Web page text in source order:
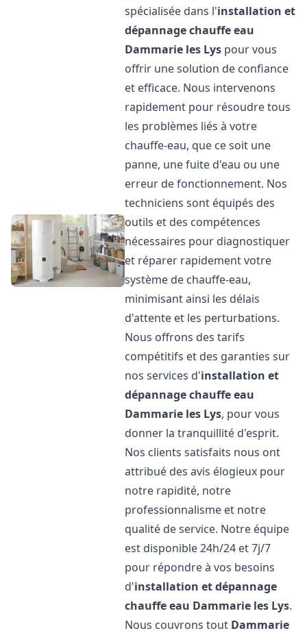
spécialisée dans l'installation et
dépannage chauffe eau
Dammarie les Lys pour vous
offrir une solution de confiance
et efficace. Nous intervenons
rapidement pour résoudre tous
les problèmes liés à votre
chauffe-eau, que ce soit une
panne, une fuite d'eau ou une
erreur de fonctionnement. Nos
techniciens sont équipés des
outils et des compétences
nécessaires pour diagnostiquer
et réparer rapidement votre
système de chauffe-eau,
minimisant ainsi les délais
d'attente et les perturbations.
Nous offrons des tarifs
compétitifs et des garanties sur
nos services d'installation et
dépannage chauffe eau
Dammarie les Lys, pour vous
donner la tranquillité d'esprit.
Nos clients satisfaits nous ont
attribué des avis élogieux pour
notre rapidité, notre
professionnalisme et notre
qualité de service. Notre équipe
est disponible 24h/24 et 7j/7
pour répondre à vos besoins
d'installation et dépannage
chauffe eau Dammarie les Lys.
Nous couvrons tout Dammarie